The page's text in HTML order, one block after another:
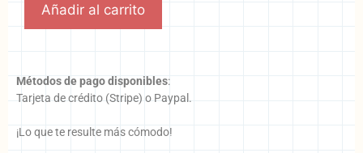
Añadir al carrito
Métodos de pago disponibles:
Tarjeta de crédito (Stripe) o Paypal.
¡Lo que te resulte más cómodo!